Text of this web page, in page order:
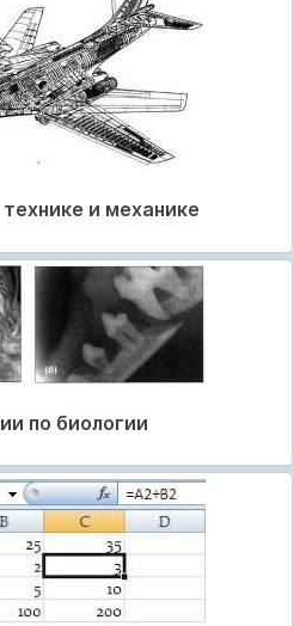
и механике
по биологии